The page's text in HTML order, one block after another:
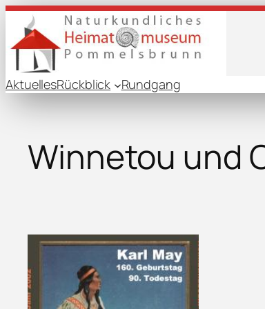
AktuellesRückblick Rundgang
Winnetou und